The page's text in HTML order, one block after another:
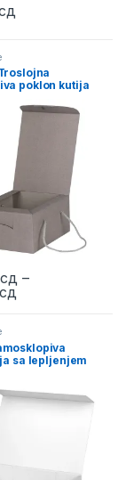
has multiple
may be chosen
poklon kutija
–
Price range:
has multiple
sa lepljenjem